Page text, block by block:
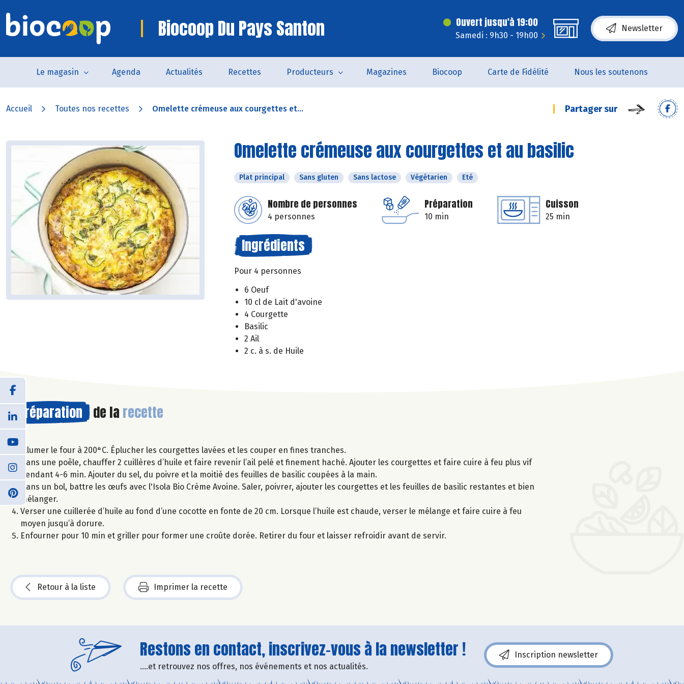
Biocoop Du Pays Santon Ouvert jusqu'à 19:00
Samedi : 9h30 - 19h00
Newsletter
Le magasin Agenda Actualités Recettes Producteurs Magazines Biocoop Carte de Fidélité Nous les soutenons
Accueil Toutes nos recettes Omelette crémeuse aux courgettes et... Partager sur
Omelette crémeuse aux courgettes et au basilic
Plat principal Sans gluten Sans lactose Végétarien Eté
Nombre de personnes
4 personnes
Préparation
10 min
Cuisson
25 min
Ingrédients
Pour 4 personnes
6 Oeuf
10 cl de Lait d'avoine
4 Courgette
Basilic
2 Ail
2 c. à s. de Huile
Préparation de la recette
Allumer le four à 200°C. Éplucher les courgettes lavées et les couper en fines tranches.
Dans une poêle, chauffer 2 cuillères d’huile et faire revenir l’ail pelé et finement haché. Ajouter les courgettes et faire cuire à feu plus vif
pendant 4-6 min. Ajouter du sel, du poivre et la moitié des feuilles de basilic coupées à la main.
Dans un bol, battre les œufs avec l'Isola Bio Crème Avoine. Saler, poivrer, ajouter les courgettes et les feuilles de basilic restantes et bien
mélanger.
Verser une cuillerée d’huile au fond d’une cocotte en fonte de 20 cm. Lorsque l’huile est chaude, verser le mélange et faire cuire à feu
moyen jusqu’à dorure.
Enfourner pour 10 min et griller pour former une croûte dorée. Retirer du four et laisser refroidir avant de servir.
Retour à la liste Imprimer la recette
Restons en contact, inscrivez-vous à la newsletter !
....et retrouvez nos offres, nos événements et nos actualités.
Inscription newsletter